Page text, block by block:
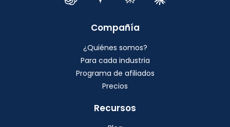
Compañía
¿Quiénes somos?
Para cada industria
Programa de afiliados
Precios
Recursos